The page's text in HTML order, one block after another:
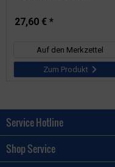
27,60 € *
Auf den Merkzettel
Zum Produkt
Service Hotline
Shop Service